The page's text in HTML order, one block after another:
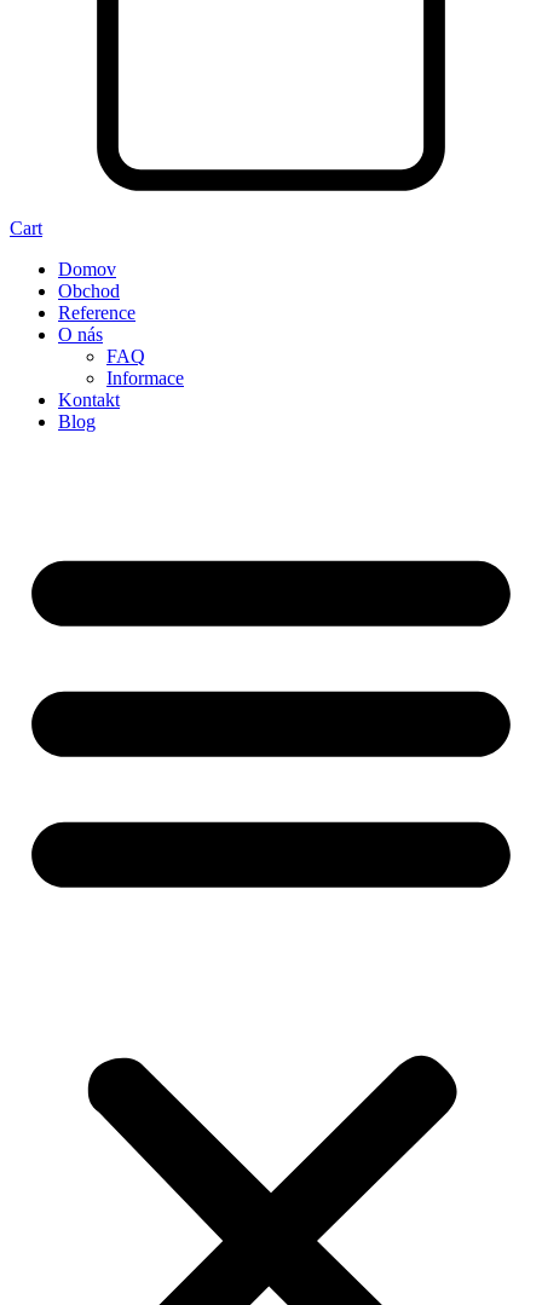
Cart
Domov
Obchod
Reference
O nás
FAQ
Informace
Kontakt
Blog